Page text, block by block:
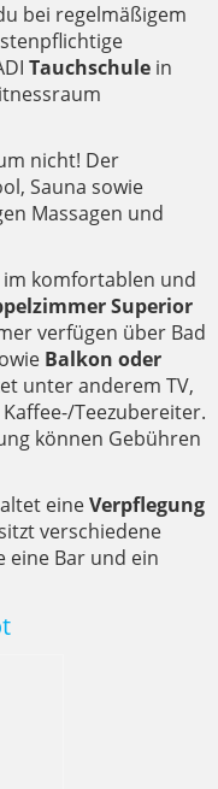
bei regelmäßigem
Tauchschule in
nicht! Der
Sauna sowie
Massagen und
komfortablen und
Superior
verfügen über Bad
Balkon oder
unter anderem TV,
Teezubereiter.
können Gebühren
eineVerpflegung
verschiedene
eine Bar und ein